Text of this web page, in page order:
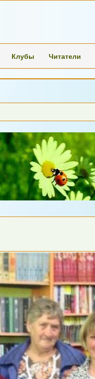
Клубы Читатели